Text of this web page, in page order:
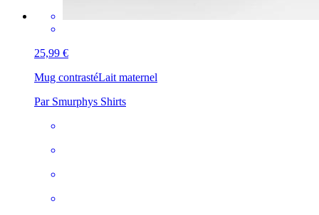
25,99 €
Mug contrastéLait maternel
Par Smurphys Shirts